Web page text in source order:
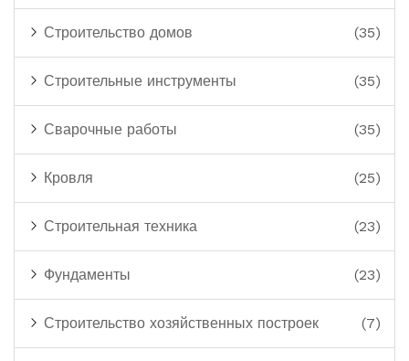
Строительство домов (35)
Строительные инструменты (35)
Сварочные работы (35)
Кровля (25)
Строительная техника (23)
Фундаменты (23)
Строительство хозяйственных построек (7)